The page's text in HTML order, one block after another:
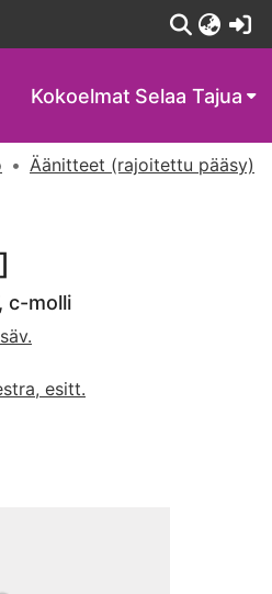
Kokoelmat Selaa Tajua
Äänitteet (rajoitettu pääsy)
c-molli
esitt.